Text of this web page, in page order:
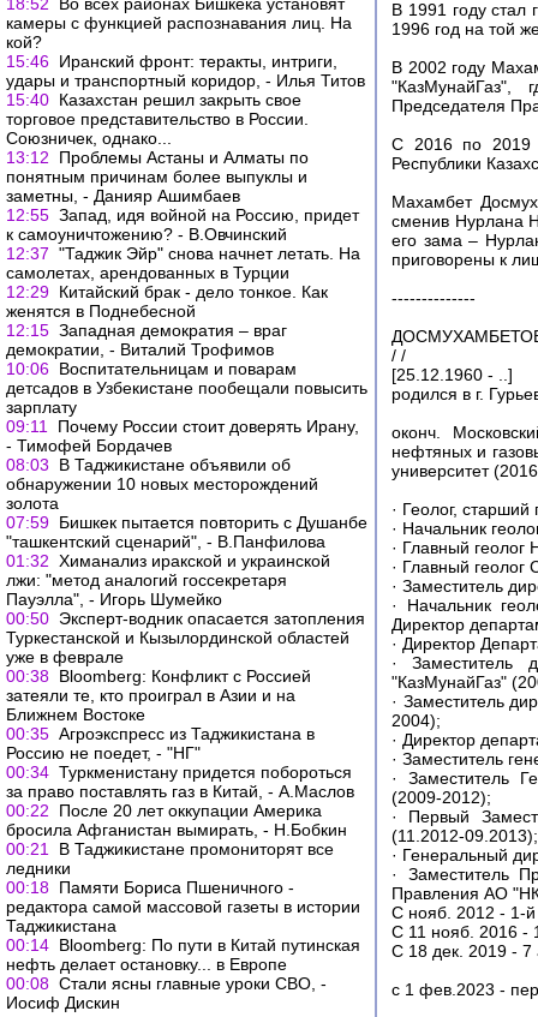
камеры с функцией распознавания лиц. На
кой?
15:46 Иранский фронт: теракты, интриги,
удары и транспортный коридор, - Илья Титов
15:40 Казахстан решил закрыть свое
торговое представительство в России.
Союзничек, однако...
13:12
Проблемы Астаны и Алматы по
понятным причинам более выпуклы и
заметны, - Данияр Ашимбаев
12:55 Запад, идя войной на Россию, придет
к самоуничтожению? - В.Овчинский
12:37 "Таджик Эйр" снова начнет летать. На
самолетах, арендованных в Турции
12:29 Китайский брак - дело тонкое. Как
женятся в Поднебесной
12:15 Западная демократия – враг
демократии, - Виталий Трофимов
10:06 Воспитательницам и поварам
детсадов в Узбекистане пообещали повысить
зарплату
09:11
Почему России стоит доверять Ирану,
- Тимофей Бордачев
08:03
В Таджикистане объявили об
обнаружении 10 новых месторождений
золота
07:59 Бишкек пытается повторить с Душанбе
"ташкентский сценарий", - В.Панфилова
01:32 Химанализ иракской и украинской
лжи: "метод аналогий госсекретаря
Пауэлла", - Игорь Шумейко
00:50 Эксперт-водник опасается затопления
Туркестанской и Кызылординской областей
уже в феврале
00:38 Bloomberg: Конфликт с Россией
затеяли те, кто проиграл в Азии и на
Ближнем Востоке
00:35 Агроэкспресс из Таджикистана в
Россию не поедет, - "НГ"
00:34 Туркменистану придется побороться
за право поставлять газ в Китай, - А.Маслов
00:22
После 20 лет оккупации Америка
бросила Афганистан вымирать, - Н.Бобкин
00:21
В Таджикистане промониторят все
ледники
00:18 Памяти Бориса Пшеничного -
редактора самой массовой газеты в истории
Таджикистана
00:14 Bloomberg: По пути в Китай путинская
нефть делает остановку... в Европе
00:08 Стали ясны главные уроки СВО, -
Иосиф Дискин
В 1991 году
1996 год на той
В 2002 году
Председателя
С 2016 по 2019
Республики
Махамбет
сменив Нурлана
его зама –
приговорены к
--------------
ДОСМУХАМБЕТОВ
/ /
[25.12.1960 - ..]
родился в г.
оконч.
нефтяных и
университет
· Геолог,
· Начальник
· Главный
· Главный
· Заместитель
· Начальник
Директор
· Директор
· Заместитель
"КазМунайГаз"
· Заместитель
2004);
· Директор
· Заместитель
· Заместитель
(2009-2012);
· Первый
(11.2012-09.2013);
· Генеральный
· Заместитель
Правления АО
С нояб. 2012 - 1-й
С 11 нояб. 2016 -
С 18 дек. 2019 - 7
с 1 фев.2023 -